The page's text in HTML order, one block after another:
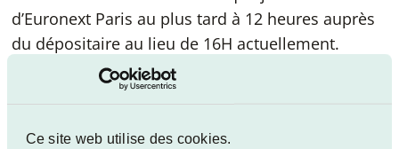
Ce site web utilise des cookies.
d’Euronext Paris au plus tard à 12 heures auprès
du dépositaire au lieu de 16H actuellement.
Les autres caractéristiques du Fonds restent
inchangées.
Cette modification entrera en vigueur le 22